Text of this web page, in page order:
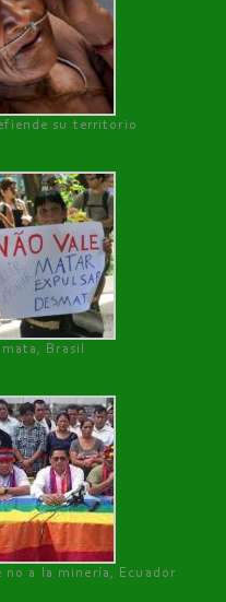
su territorio
Brasil
no a la minería, Ecuador